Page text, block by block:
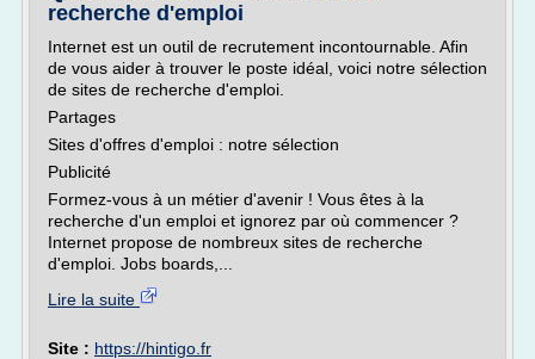
recherche d'emploi
Internet est un outil de recrutement incontournable. Afin
de vous aider à trouver le poste idéal, voici notre sélection
de sites de recherche d'emploi.
Partages
Sites d'offres d'emploi : notre sélection
Publicité
Formez-vous à un métier d'avenir ! Vous êtes à la
recherche d'un emploi et ignorez par où commencer ?
Internet propose de nombreux sites de recherche
d'emploi. Jobs boards,...
Lire la suite
Site : https://hintigo.fr